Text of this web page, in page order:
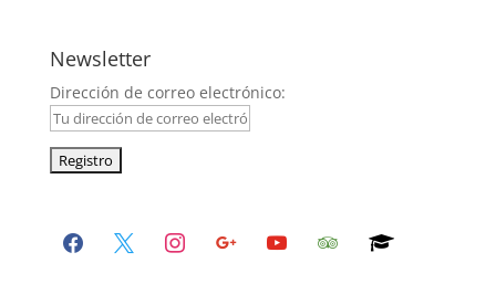
Newsletter
Dirección de correo electrónico:
facebook instagramgoogle youtube tripadvisorgraduation-